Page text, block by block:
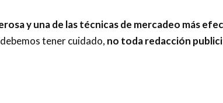
y una de las técnicas de mercadeo más
tener cuidado, no toda redacción